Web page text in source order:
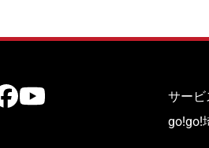
公式X公式Facebook
公式Youtubeチャンネル
サービ
go!go!